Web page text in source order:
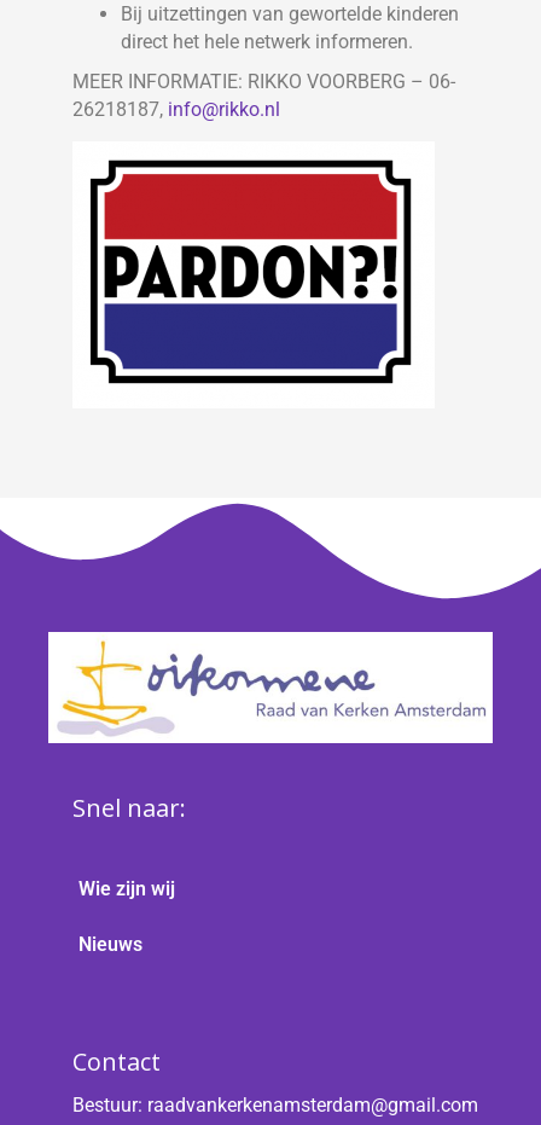
Bij uitzettingen van gewortelde kinderen
direct het hele netwerk informeren.
MEER INFORMATIE: RIKKO VOORBERG – 06-
26218187, info@rikko.nl
Snel naar:
Wie zijn wij
Nieuws
Contact
Bestuur: raadvankerkenamsterdam@gmail.com